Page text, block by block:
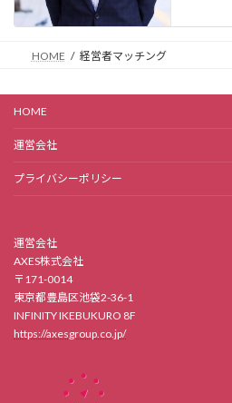
HOME 経営者マッチング
HOME
運営会社
プライバシーポリシー
運営会社
AXES株式会社
〒171-0014
東京都豊島区池袋2-36-1
INFINITY IKEBUKURO 8F
https://axesgroup.co.jp/